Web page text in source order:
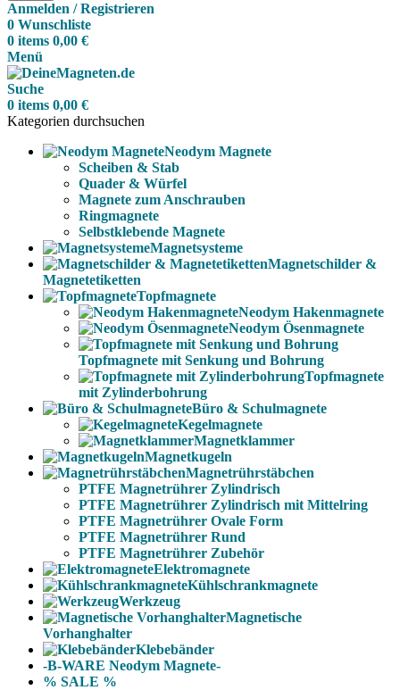
Anmelden / Registrieren
0 Wunschliste
0 items 0,00 €
Menü
Suche
0 items 0,00 €
Kategorien durchsuchen
Neodym Magnete
Scheiben & Stab
Quader & Würfel
Magnete zum Anschrauben
Ringmagnete
Selbstklebende Magnete
Magnetsysteme
Magnetschilder &
Magnetetiketten
Topfmagnete
Neodym Hakenmagnete
Neodym Ösenmagnete
Topfmagnete mit Senkung und Bohrung
Topfmagnete
mit Zylinderbohrung
Büro & Schulmagnete
Kegelmagnete
Magnetklammer
Magnetkugeln
Magnetrührstäbchen
PTFE Magnetrührer Zylindrisch
PTFE Magnetrührer Zylindrisch mit Mittelring
PTFE Magnetrührer Ovale Form
PTFE Magnetrührer Rund
PTFE Magnetrührer Zubehör
Elektromagnete
Kühlschrankmagnete
Werkzeug
Magnetische
Vorhanghalter
Klebebänder
-B-WARE Neodym Magnete-
% SALE %